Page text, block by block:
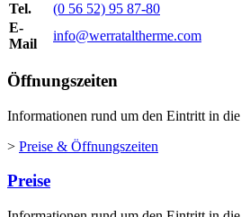
Tel.
(0 56 52) 95 87-80
E-
Mail
info@werrataltherme.com
Öffnungszeiten
Informationen rund um den Eintritt in
> Preise & Öffnungszeiten
Preise